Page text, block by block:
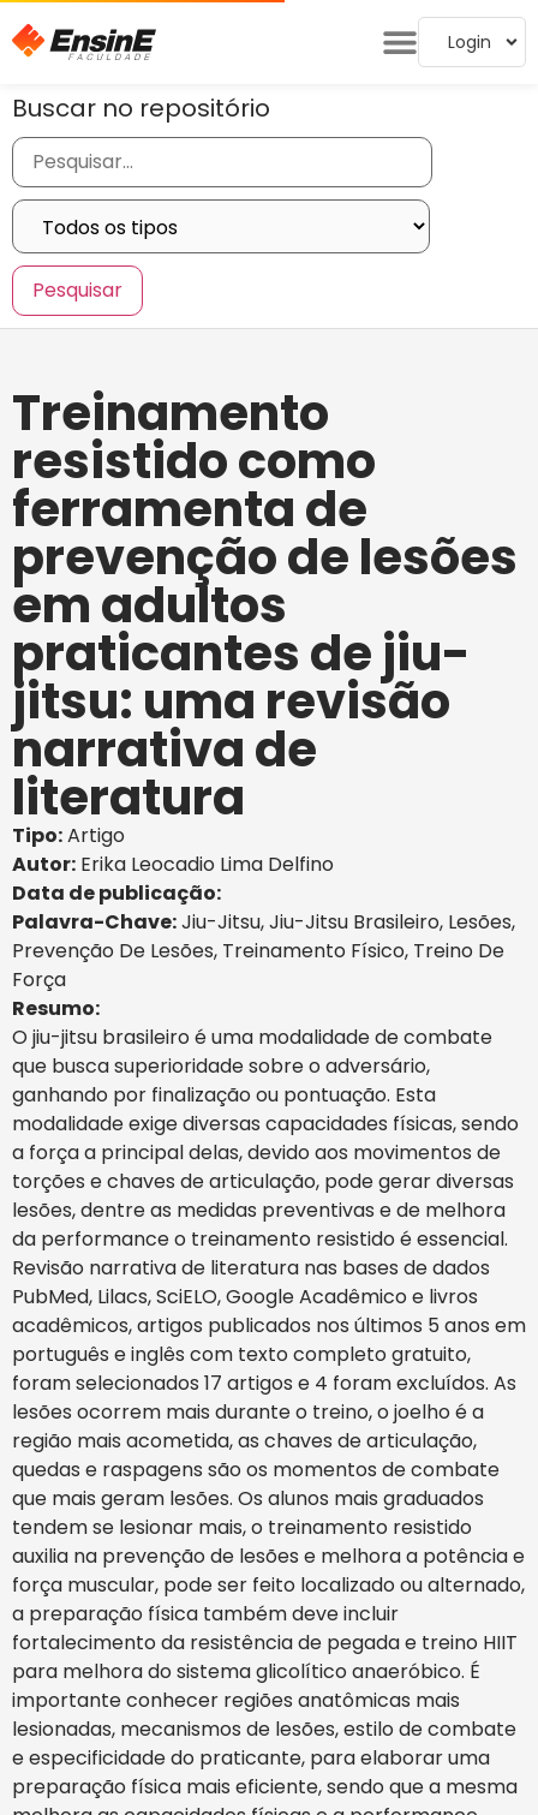
Login
Buscar no repositório
Treinamento
resistido como
ferramenta de
prevenção de lesões
em adultos
praticantes de jiu-
jitsu: uma revisão
narrativa de
literatura
Tipo:Artigo
Autor: Erika Leocadio Lima Delfino
Data de publicação:
Palavra-Chave:Jiu-Jitsu,Jiu-Jitsu Brasileiro, Lesões,
Prevenção De Lesões, Treinamento Físico, Treino De
Força
Resumo:
O jiu-jitsu brasileiro é uma modalidade de combate
que busca superioridade sobre o adversário,
ganhando por finalização ou pontuação. Esta
modalidade exige diversas capacidades físicas, sendo
a força a principal delas, devido aos movimentos de
torções e chaves de articulação, pode gerar diversas
lesões, dentre as medidas preventivas e de melhora
da performance o treinamento resistido é essencial.
Revisão narrativa de literatura nas bases de dados
PubMed, Lilacs, SciELO, Google Acadêmico e livros
acadêmicos, artigos publicados nos últimos 5 anos em
português e inglês com texto completo gratuito,
foram selecionados 17 artigos e 4 foram excluídos. As
lesões ocorrem mais durante o treino, o joelho é a
região mais acometida, as chaves de articulação,
quedas e raspagens são os momentos de combate
que mais geram lesões. Os alunos mais graduados
tendem se lesionar mais, o treinamento resistido
auxilia na prevenção de lesões e melhora a potência e
força muscular, pode ser feito localizado ou alternado,
a preparação física também deve incluir
fortalecimento da resistência de pegada e treino HIIT
para melhora do sistema glicolítico anaeróbico. É
importante conhecer regiões anatômicas mais
lesionadas, mecanismos de lesões, estilo de combate
e especificidade do praticante, para elaborar uma
preparação física mais eficiente, sendo que a mesma